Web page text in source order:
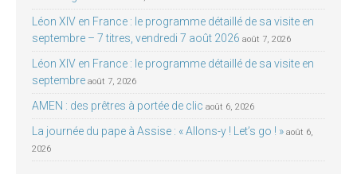
Léon XIV en France : le programme détaillé de sa visite en
septembre – 7 titres, vendredi 7 août 2026 août 7, 2026
Léon XIV en France : le programme détaillé de sa visite en
septembre août 7, 2026
AMEN : des prêtres à portée de clic août 6, 2026
La journée du pape à Assise : « Allons-y ! Let’s go ! » août 6,
2026